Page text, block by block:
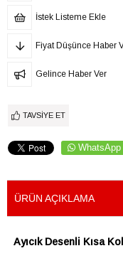
İstek Listeme Ekle
Fiyat Düşünce Haber
Gelince Haber Ver
TAVSIYE ET
WhatsApp
ÜRÜN AÇIKLAMA
Ayıcık Desenli Kısa